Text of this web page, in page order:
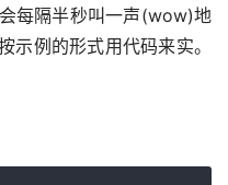
每隔半秒叫一声(wow)地
示例的形式用代码来实。